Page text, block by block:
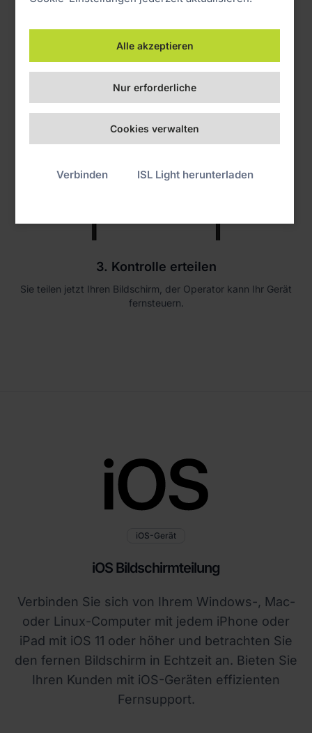
3. Kontrolle erteilen
Sie teilen jetzt Ihren Bildschirm, der Operator kann Ihr Gerät
fernsteuern.
iOS-Gerät
iOS Bildschirmteilung
Verbinden Sie sich von Ihrem Windows-, Mac-
oder Linux-Computer mit jedem iPhone oder
iPad mit iOS 11 oder höher und betrachten Sie
den fernen Bildschirm in Echtzeit an. Bieten Sie
Ihren Kunden mit iOS-Geräten effizienten
Fernsupport.
Alle akzeptieren
Nur erforderliche
Cookies verwalten
Verbinden ISL Light herunterladen